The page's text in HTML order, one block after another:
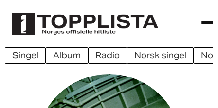
singel album radio norsk singel